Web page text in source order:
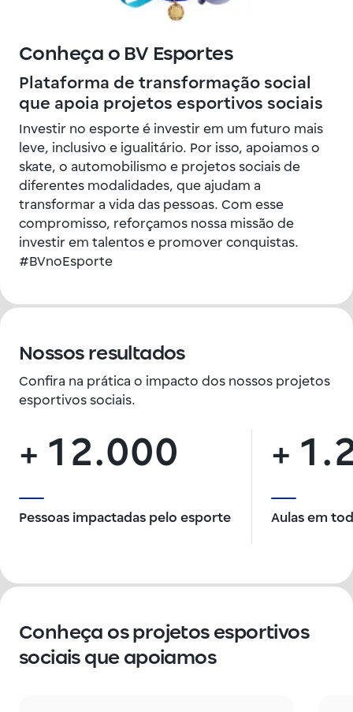
Conheça o BV Esportes
Plataforma de transformação social
que apoia projetos esportivos sociais
Investir no esporte é investir em um futuro mais
leve, inclusivo e igualitário. Por isso, apoiamos o
skate, o automobilismo e projetos sociais de
diferentes modalidades, que ajudam a
transformar a vida das pessoas. Com esse
compromisso, reforçamos nossa missão de
investir em talentos e promover conquistas.
#BVnoEsporte
Nossos resultados
Confira na prática o impacto dos nossos projetos
esportivos sociais.
+ 12.000
Pessoas impactadas pelo esporte
+
Aulas em
Conheça os projetos esportivos
sociais ​que apoiamos